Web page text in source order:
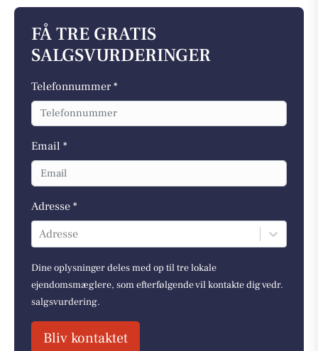
FÅ TRE GRATIS
SALGSVURDERINGER
Telefonnummer *
Email *
Adresse *
Adresse
Dine oplysninger deles med op til tre lokale
ejendomsmæglere, som efterfølgende vil kontakte dig vedr.
salgsvurdering.
Bliv kontaktet